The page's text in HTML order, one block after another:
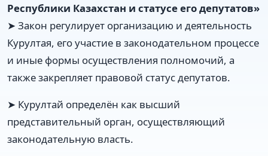
Республики Казахстан и статусе его депутатов»
➤ Закон регулирует организацию и деятельность
Курултая, его участие в законодательном процессе
и иные формы осуществления полномочий, а
также закрепляет правовой статус депутатов.
➤ Курултай определён как высший
представительный орган, осуществляющий
законодательную власть.